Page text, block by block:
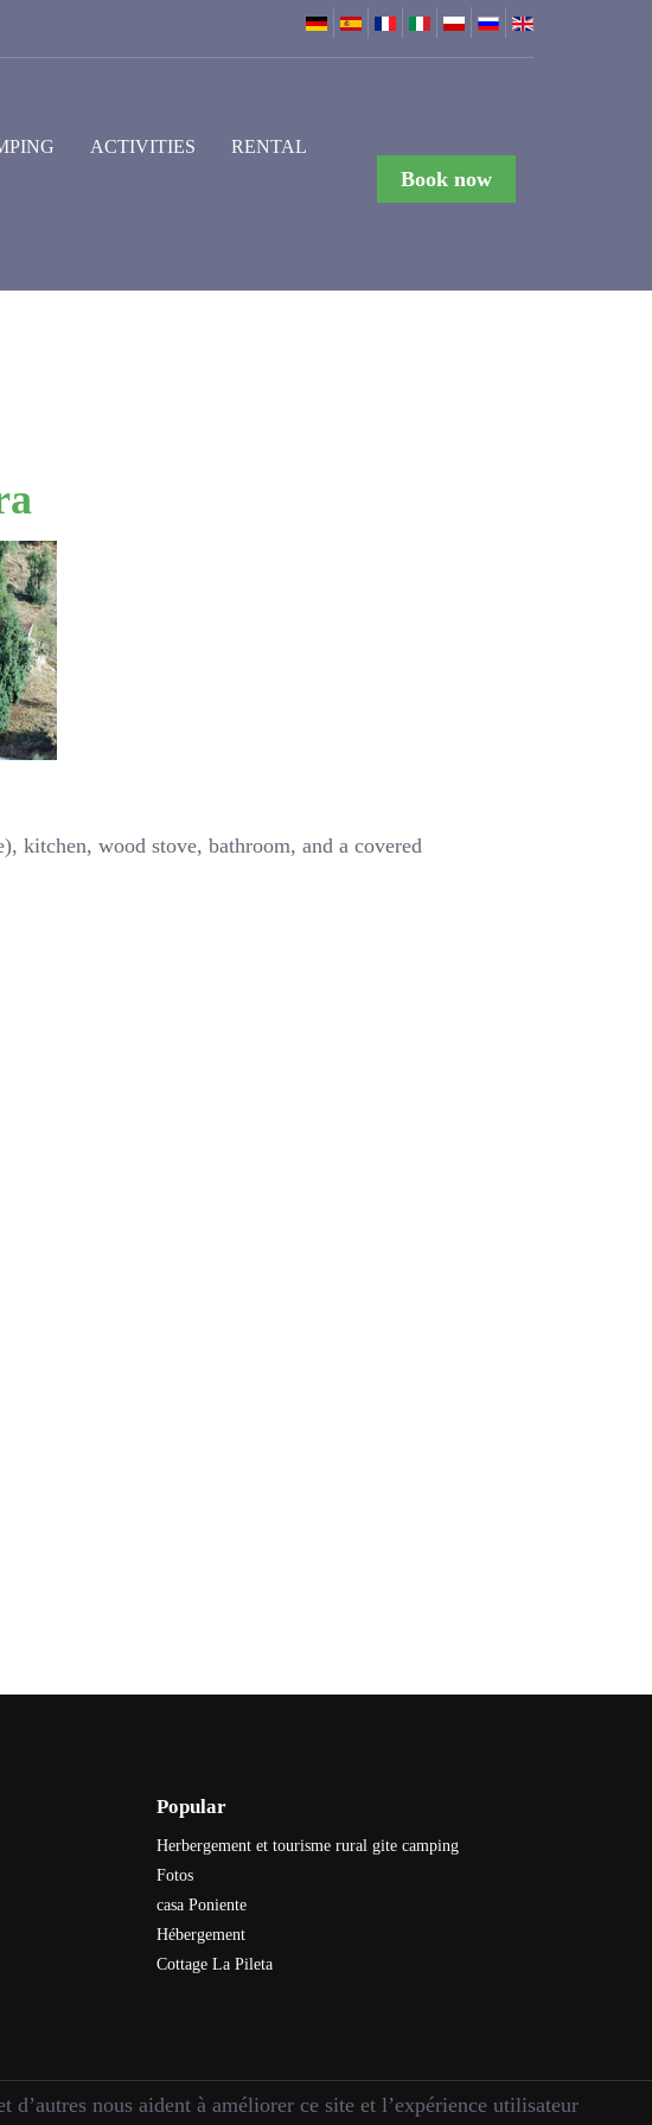
ACTIVITIES RENTAL
Book now
kitchen, wood stove, bathroom, and a covered
Popular
Herbergement et tourisme rural gite camping
Fotos
casa Poniente
Hébergement
Cottage La Pileta
nous aident à améliorer ce site et l’expérience utilisateur